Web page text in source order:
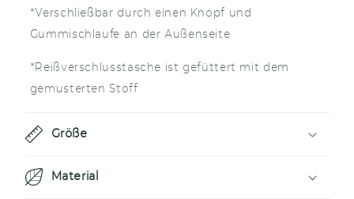
a
p
p
a
e
r
I
*Verschließbar durch einen Knopf und
Gummischlaufe an der Außenseite
*Reißverschlusstasche ist gefüttert mit dem
gemusterten Stoff
Größe
Material